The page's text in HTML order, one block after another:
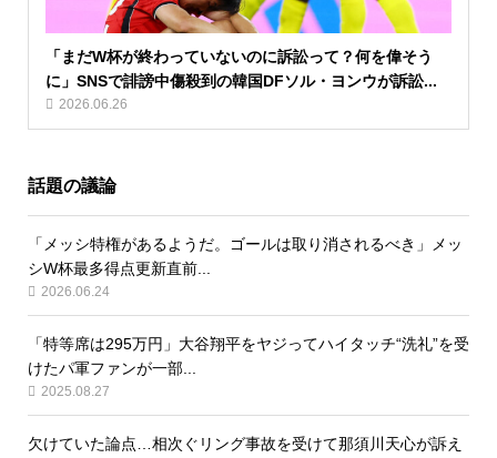
「まだW杯が終わっていないのに訴訟って？何を偉そう
に」SNSで誹謗中傷殺到の韓国DFソル・ヨンウが訴訟...
2026.06.26
話題の議論
「メッシ特権があるようだ。ゴールは取り消されるべき」メッ
シW杯最多得点更新直前...
2026.06.24
「特等席は295万円」大谷翔平をヤジってハイタッチ“洗礼”を受
けたパ軍ファンが一部...
2025.08.27
欠けていた論点…相次ぐリング事故を受けて那須川天心が訴え